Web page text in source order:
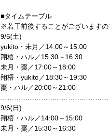
■タイムテーブル
※若干前後することがございますの
9/5(土)
yukito・未月／14:00～ 15:00
翔梧・ハル／15:30～ 16:30
未月・棗／17:00～ 18:00
翔梧・yukito／18:30～ 19:30
棗・ハル／20:00～ 21:00
9/6(日)
翔梧・ハル／14:00～ 15:00
未月・棗／15:30～ 16:30